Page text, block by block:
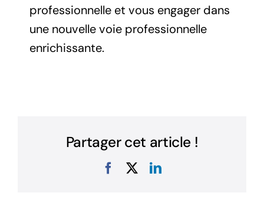
professionnelle et vous engager dans
une nouvelle voie professionnelle
enrichissante.
Partager cet article !
FacebookLinkedIn